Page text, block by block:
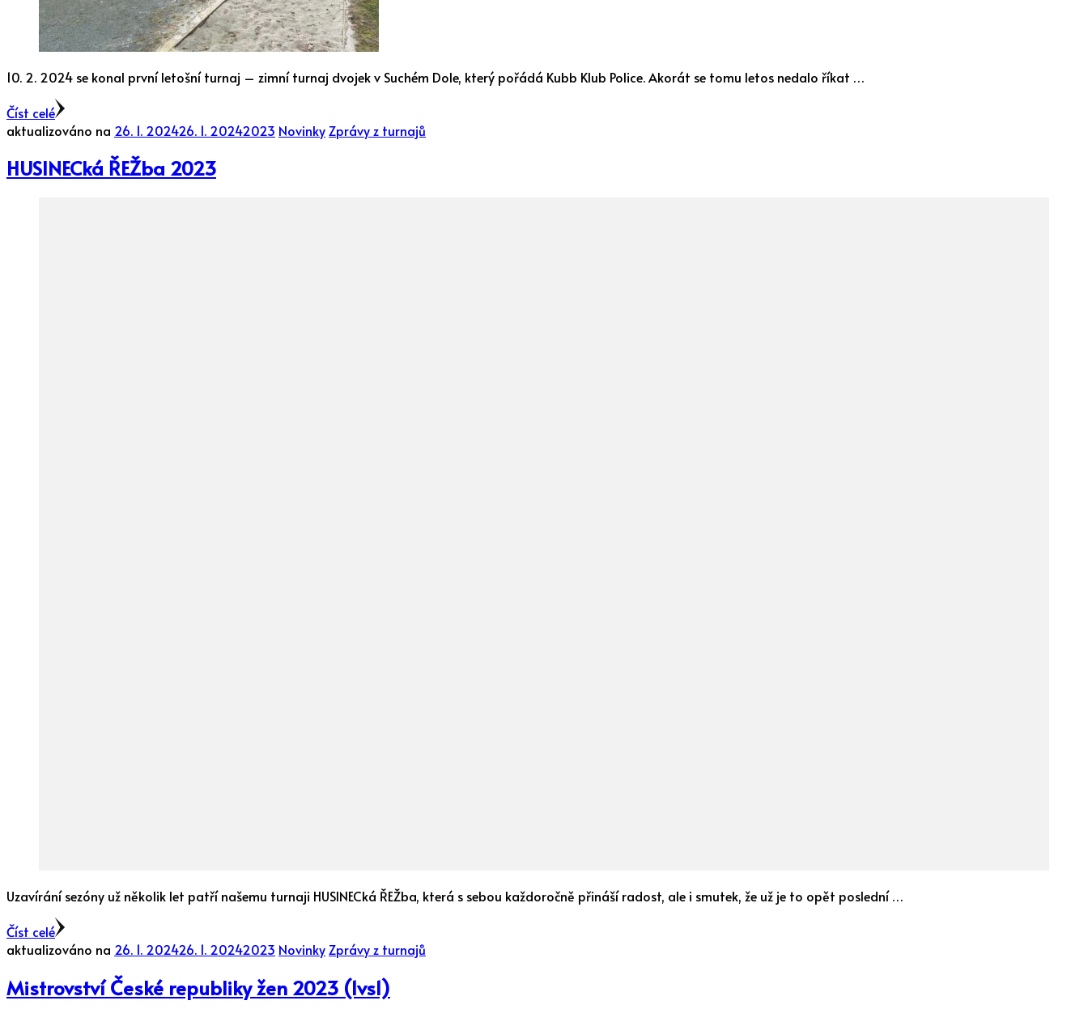
10. 2. 2024 se konal první letošní turnaj – zimní turnaj dvojek v Suchém Dole, který pořádá Kubb Klub Police. Akorát se tomu letos nedalo říkat …
Číst celé
aktualizováno na 26. 1. 202426. 1. 20242023 Novinky Zprávy z turnajů
HUSINECká ŘEŽba 2023
Uzavírání sezóny už několik let patří našemu turnaji HUSINECká ŘEŽba, která s sebou každoročně přináší radost, ale i smutek, že už je to opět poslední …
Číst celé
aktualizováno na 26. 1. 202426. 1. 20242023 Novinky Zprávy z turnajů
Mistrovství České republiky žen 2023 (1vs1)